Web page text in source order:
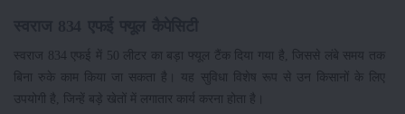
स्वराज 834 एफई में 50 लीटर का बड़ा फ्यूल टैंक दिया गया है, जिससे लंबे समय तक
बिना रुके काम किया जा सकता है। यह सुविधा विशेष रूप से उन किसानों के लिए
उपयोगी है, जिन्हें बड़े खेतों में लगातार कार्य करना होता है।